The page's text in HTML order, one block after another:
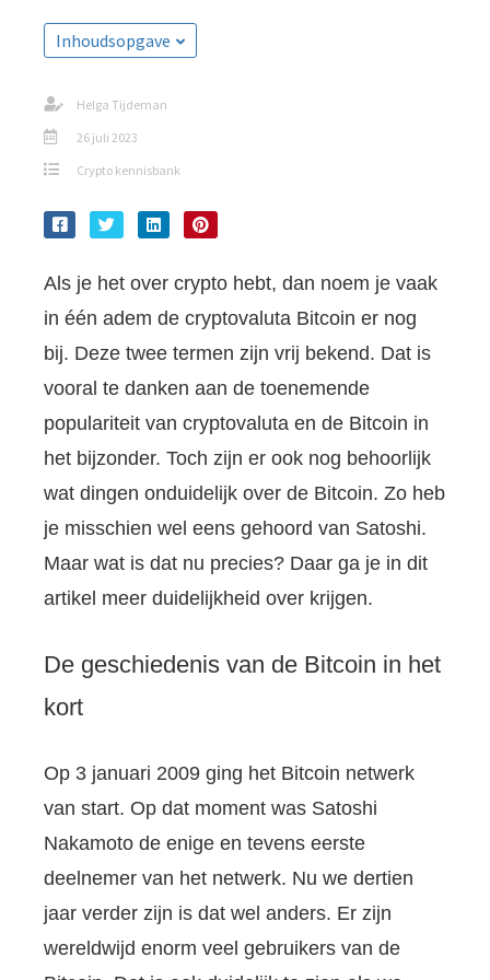
Inhoudsopgave
Helga Tijdeman
26 juli 2023
Crypto kennisbank
Als je het over crypto hebt, dan noem je vaak
in één adem de cryptovaluta Bitcoin er nog
bij. Deze twee termen zijn vrij bekend. Dat is
vooral te danken aan de toenemende
populariteit van cryptovaluta en de Bitcoin in
het bijzonder. Toch zijn er ook nog behoorlijk
wat dingen onduidelijk over de Bitcoin. Zo heb
je misschien wel eens gehoord van Satoshi.
Maar wat is dat nu precies? Daar ga je in dit
artikel meer duidelijkheid over krijgen.
De geschiedenis van de Bitcoin in het
kort
Op 3 januari 2009 ging het Bitcoin netwerk
van start. Op dat moment was Satoshi
Nakamoto de enige en tevens eerste
deelnemer van het netwerk. Nu we dertien
jaar verder zijn is dat wel anders. Er zijn
wereldwijd enorm veel gebruikers van de